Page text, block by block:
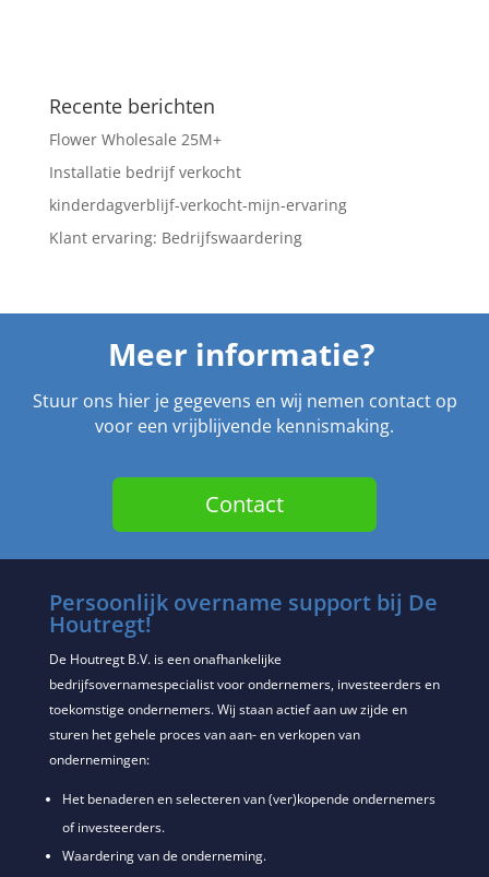
Recente berichten
Flower Wholesale 25M+
Installatie bedrijf verkocht
kinderdagverblijf-verkocht-mijn-ervaring
Klant ervaring: Bedrijfswaardering
Meer informatie?
Stuur ons hier je gegevens en wij nemen contact op
voor een vrijblijvende kennismaking.
Contact
Persoonlijk overname support bij De
Houtregt!
De Houtregt B.V. is een onafhankelijke
bedrijfsovernamespecialist voor ondernemers, investeerders en
toekomstige ondernemers. Wij staan actief aan uw zijde en
sturen het gehele proces van aan- en verkopen van
ondernemingen:
Het benaderen en selecteren van (ver)kopende ondernemers
of investeerders.
Waardering van de onderneming.